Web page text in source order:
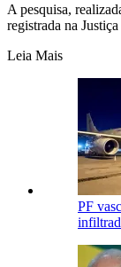
A pesquisa,
registrada na
Leia Mais
PF